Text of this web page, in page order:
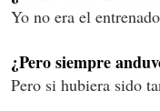
Yo no era el
¿Pero siempre
Pero si hubiera sido